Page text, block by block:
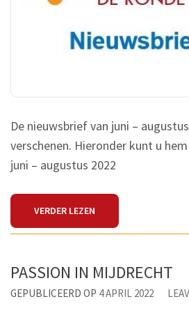
De nieuwsbrief van juni –
verschenen. Hieronder kunt u
juni – augustus 2022
VERDER LEZEN
PASSION IN MIJDRECHT
GEPUBLICEERD OP 4 APRIL 2022